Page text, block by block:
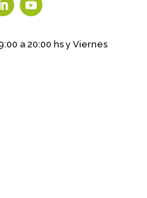
a 20:00 hs y Viernes